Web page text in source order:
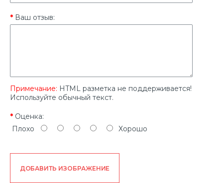
Ваш отзыв:
Примечание: HTML разметка не поддерживается!
Используйте обычный текст.
Оценка:
Плохо
Хорошо
ДОБАВИТЬ ИЗОБРАЖЕНИЕ